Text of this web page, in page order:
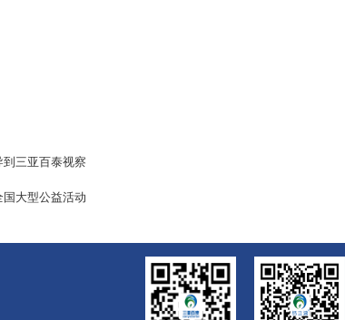
三亚百泰视察
国大型公益活动